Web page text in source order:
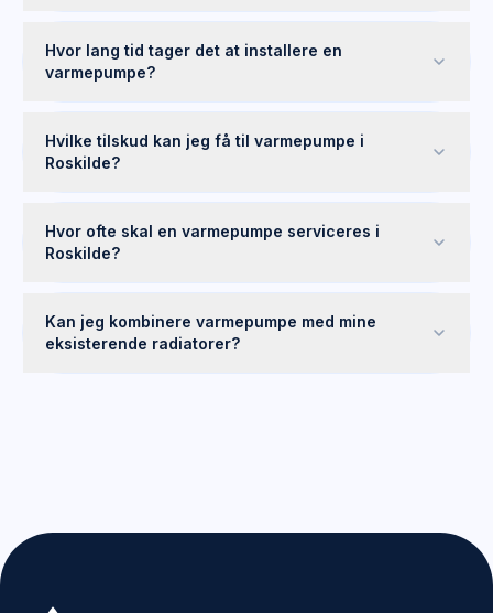
Hvor lang tid tager det at installere en
varmepumpe?
Hvilke tilskud kan jeg få til varmepumpe i
Roskilde?
Hvor ofte skal en varmepumpe serviceres i
Roskilde?
Kan jeg kombinere varmepumpe med mine
eksisterende radiatorer?